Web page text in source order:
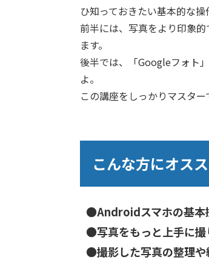
ひ知っておきたい基本的な
前半には、写真をより印象
ます。
後半では、「Googleフォト
よ。
この講座をしっかりマスタ
こんな方にオスス
●Androidスマホの基本
●写真をもっと上手に撮
●撮影した写真の整理